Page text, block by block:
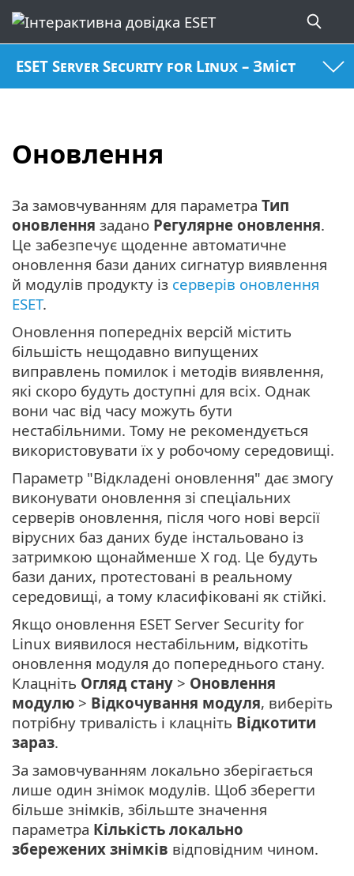
ESET Server Security for Linux – Зміст
Оновлення
За замовчуванням для параметра Тип
оновлення задано Регулярне оновлення.
Це забезпечує щоденне автоматичне
оновлення бази даних сигнатур виявлення
й модулів продукту із серверів оновлення
ESET.
Оновлення попередніх версій містить
більшість нещодавно випущених
виправлень помилок і методів виявлення,
які скоро будуть доступні для всіх. Однак
вони час від часу можуть бути
нестабільними. Тому не рекомендується
використовувати їх у робочому середовищі.
Параметр "Відкладені оновлення" дає змогу
виконувати оновлення зі спеціальних
серверів оновлення, після чого нові версії
вірусних баз даних буде інстальовано із
затримкою щонайменше X год. Це будуть
бази даних, протестовані в реальному
середовищі, а тому класифіковані як стійкі.
Якщо оновлення ESET Server Security for
Linux виявилося нестабільним, відкотіть
оновлення модуля до попереднього стану.
Клацніть Огляд стану > Оновлення
модулю > Відкочування модуля, виберіть
потрібну тривалість і клацніть Відкотити
зараз.
За замовчуванням локально зберігається
лише один знімок модулів. Щоб зберегти
більше знімків, збільште значення
параметра Кількість локально
збережених знімків відповідним чином.